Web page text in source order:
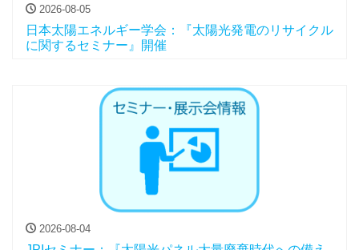
2026-08-05
日本太陽エネルギー学会：『太陽光発電のリサイクル
に関するセミナー』開催
2026-08-04